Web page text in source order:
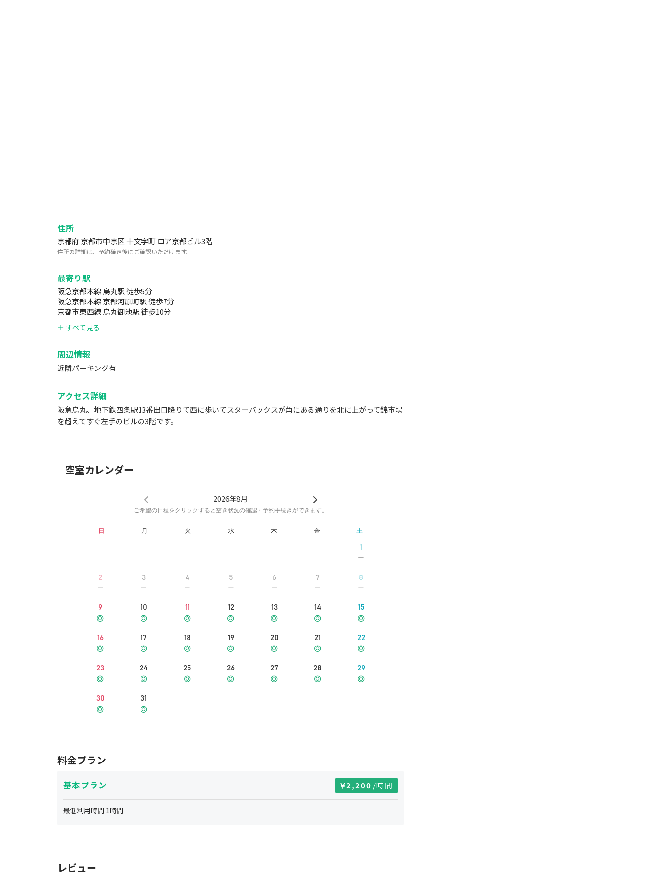
住所
京都府 京都市中京区 十文字町 ロア京都ビル3階
住所の詳細は、予約確定後にご確認いただけます。
最寄り駅
阪急京都本線 烏丸駅 徒歩5分
阪急京都本線 京都河原町駅 徒歩7分
京都市東西線 烏丸御池駅 徒歩10分
＋ すべて見る
周辺情報
近隣パーキング有
アクセス詳細
阪急烏丸、地下鉄四条駅13番出口降りて西に歩いてスターバックスが角にある通りを北に上がって錦市場
を超えてすぐ左手のビルの3階です。
空室カレンダー
2026年8月
ご希望の日程をクリックすると空き状況の確認・予約手続きができます。
日 月 火 水 木 金 土
1
2 3 4 5 6 7 8
9 10 11 12 13 14 15
16 17 18 19 20 21 22
23 24 25 26 27 28 29
30 31
料金プラン
基本プラン 2,200 /時間
最低利用時間 1時間
レビュー